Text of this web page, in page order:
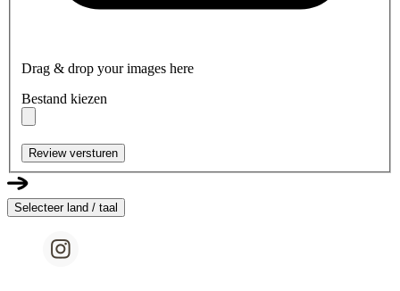
Drag & drop your images here
Bestand kiezen
Review versturen
Selecteer land / taal